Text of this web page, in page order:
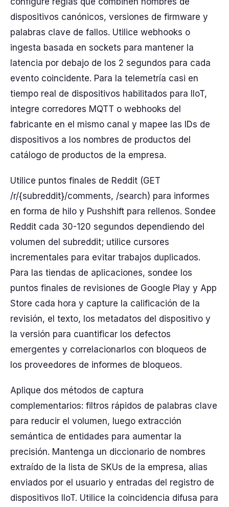
dispositivos canónicos, versiones de firmware y
palabras clave de fallos. Utilice webhooks o
ingesta basada en sockets para mantener la
latencia por debajo de los 2 segundos para cada
evento coincidente. Para la telemetría casi en
tiempo real de dispositivos habilitados para IIoT,
integre corredores MQTT o webhooks del
fabricante en el mismo canal y mapee las IDs de
dispositivos a los nombres de productos del
catálogo de productos de la empresa.
Utilice puntos finales de Reddit (GET
/r/{subreddit}/comments, /search) para informes
en forma de hilo y Pushshift para rellenos. Sondee
Reddit cada 30-120 segundos dependiendo del
volumen del subreddit; utilice cursores
incrementales para evitar trabajos duplicados.
Para las tiendas de aplicaciones, sondee los
puntos finales de revisiones de Google Play y App
Store cada hora y capture la calificación de la
revisión, el texto, los metadatos del dispositivo y
la versión para cuantificar los defectos
emergentes y correlacionarlos con bloqueos de
los proveedores de informes de bloqueos.
Aplique dos métodos de captura
complementarios: filtros rápidos de palabras clave
para reducir el volumen, luego extracción
semántica de entidades para aumentar la
precisión. Mantenga un diccionario de nombres
extraído de la lista de SKUs de la empresa, alias
enviados por el usuario y entradas del registro de
dispositivos IIoT. Utilice la coincidencia difusa para